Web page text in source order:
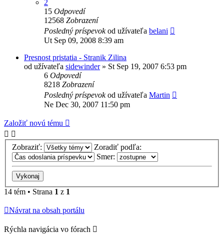
2
15 Odpovedí
12568 Zobrazení
Posledný príspevokod užívateľa belani
Ut Sep 09, 2008 8:39 am
Presnost pristatia - Stranik Zilina
od užívateľa sidewinder» St Sep 19, 2007 6:53 pm
6 Odpovedí
8218 Zobrazení
Posledný príspevokod užívateľa Martin
Ne Dec 30, 2007 11:50 pm
Založiť novú tému
Zobraziť:
Zoradiť podľa:
Smer:
14 tém • Strana 1 z 1
Návrat na obsah portálu
Rýchla navigácia vo fórach